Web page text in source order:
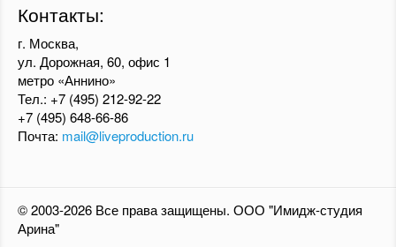
Контакты:
г. Москва,
ул. Дорожная, 60, офис 1
метро «Аннино»
Тел.: +7 (495) 212-92-22
+7 (495) 648-66-86
Почта: mail@liveproduction.ru
© 2003-2026 Все права защищены. ООО "Имидж-студия
Арина"